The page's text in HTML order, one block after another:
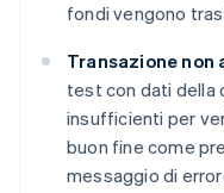
fondi vengono
Transazione non
test con dati della
insufficienti per
buon fine come
messaggio di